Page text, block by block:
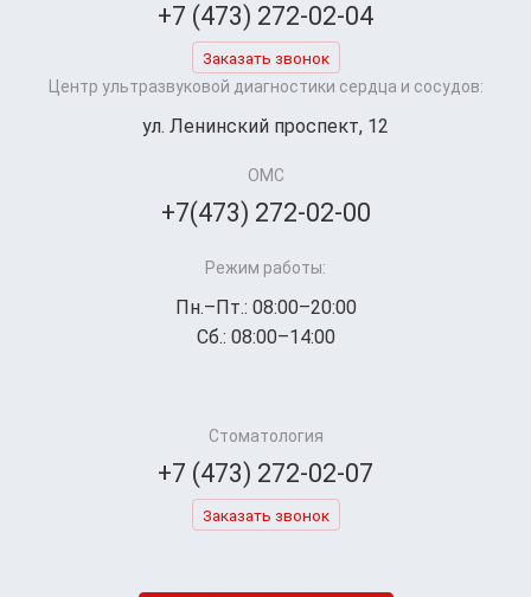
+7 (473) 272-02-04
Заказать звонок
Центр ультразвуковой диагностики сердца и сосудов:
ул. Ленинский проспект, 12
ОМС
+7(473) 272-02-00
Режим работы:
Пн.–Пт.: 08:00–20:00
Сб.: 08:00–14:00
Стоматология
+7 (473) 272-02-07
Заказать звонок